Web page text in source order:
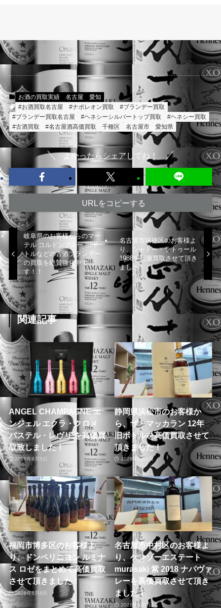
お酒の買取実績 名古屋
愛知
#お酒買取名古屋
#ナポレオン買取
#ブランデー買取
#ブランデー買取名古屋
#ヘネシーシルバートップ買取
#ヘネシー買取
#古酒買取
#名古屋酒高価買取 千種区 名古屋市 愛知県
よかったらシェアしてね！
URLをコピーする
岐阜県のお客様からのマー
テル コルドンブルー 旧ボ
トルなどの古酒ブランデー
の買取を絶賛強化中で
す！！
名古屋市瑞穂区のお客様よ
り、シャトー・ラトゥール
1988を高価買取させて頂き
ました！
関連記事
ANGEL CHAMPAGNE エ
ンジェル エクラ・クロメ
パステル・レヴリ を高価買
取致しました！
2026年8月5日
静岡県浜松市のお客様か
ら、ザ・マッカラン 12年
旧ボトルを高価買取させて
頂きました！
2026年8月4日
福岡市博多区のお客様よ
り、ドンペリニヨン ルミナ
ス ロゼをまとめて高価買取
させて頂きました！
2026年8月4日
名古屋市中村区のお客様よ
り、ケンゾーエステート
murasaki 紫 2018 ナパヴァ
レーを高価買取させて頂き
ました！
2026年8月4日